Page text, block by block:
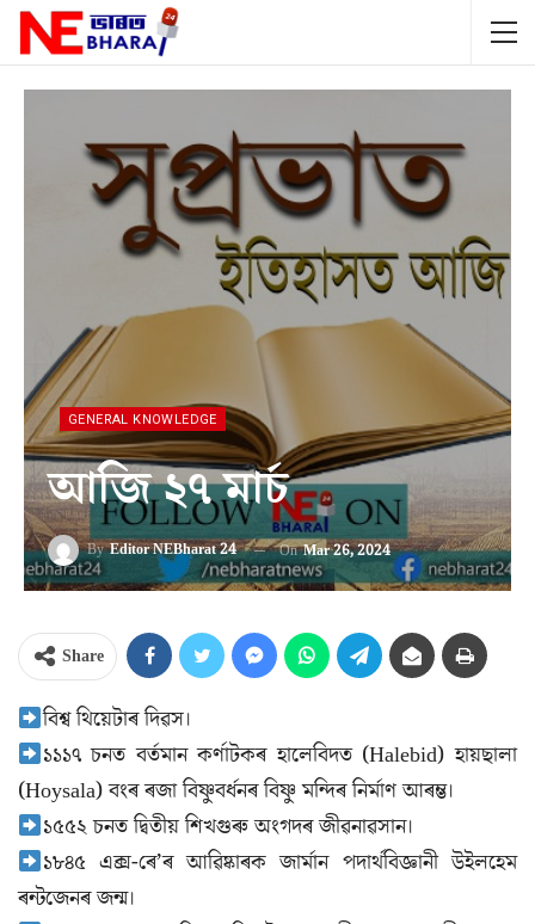
GENERAL KNOWLEDGE
আজি ২৭ মাৰ্চ
ByEditor NEBharat 24 OnMar 26, 2024
Share
বিশ্ব থিয়েটাৰ দিৱস।
১১১৭ চনত বৰ্তমান কৰ্ণাটকৰ হালেবিদত (Halebid) হায়ছালা
(Hoysala) বংৰ ৰজা বিষ্ণুবৰ্ধনৰ বিষ্ণু মন্দিৰ নিৰ্মাণ আৰম্ভ।
১৫৫২ চনত দ্বিতীয় শিখগুৰু অংগদৰ জীৱনাৱসান।
১৮৪৫ এক্স-ৰে’ৰ আৱিষ্কাৰক জাৰ্মান পদাৰ্থবিজ্ঞানী উইলহেম
ৰন্টজেনৰ জন্ম।